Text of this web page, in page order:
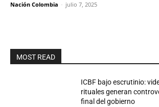
Nación Colombia - julio 7, 2025
MOST READ
ICBF bajo escrutinio:
rituales generan
final del gobierno